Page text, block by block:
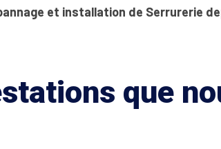
et installation de Serrurerie
que